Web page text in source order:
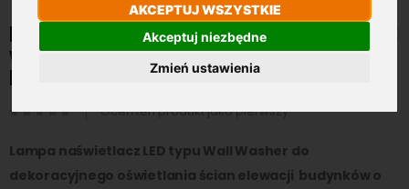
AKCEPTUJ WSZYSTKIE
Akceptuj niezbędne
Zmień ustawienia
na
początek
galerii
Lampa Liniowa LED Wall
washer 38W 3500LM 6000K
Biała Zimna IP65 100cm
Oceń ten produkt jako pierwszy
Lampa naświetlacz LED typu Wall Washer do
dekoracyjnego oświetlania ścian elewacji budynków o